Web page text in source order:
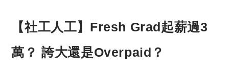
【社工人工】Fresh Grad起薪過3
萬？ 誇大還是Overpaid？